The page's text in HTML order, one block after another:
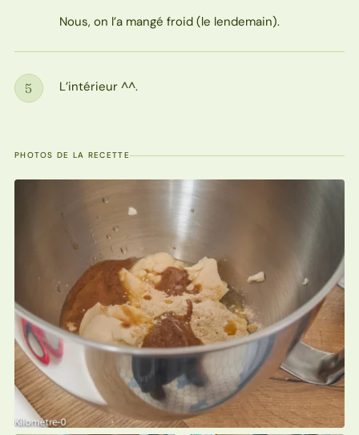
Nous, on l’a mangé froid (le lendemain).
Étape
5 L’intérieur ^^.
PHOTOS DE LA RECETTE